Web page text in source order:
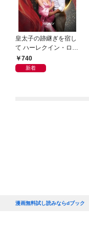
皇太子の跡継ぎを宿し
て ハーレクイン・ロマ
ンス～純潔のシンデレ
ラ～
740
新着
漫画無料試し読みならdブック